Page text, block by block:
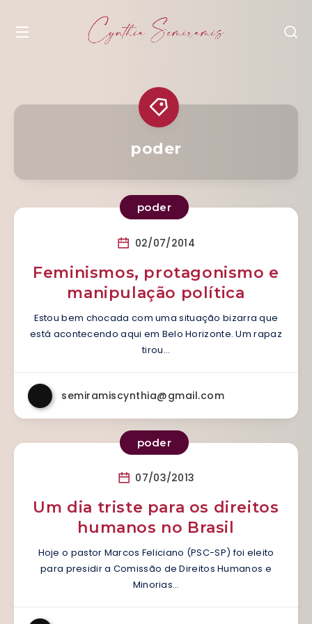
poder
poder
02/07/2014
Feminismos, protagonismo e
manipulação política
Estou bem chocada com uma situação bizarra que
está acontecendo aqui em Belo Horizonte. Um rapaz
tirou…
semiramiscynthia@gmail.com
poder
07/03/2013
Um dia triste para os direitos
humanos no Brasil
Hoje o pastor Marcos Feliciano (PSC-SP) foi eleito
para presidir a Comissão de Direitos Humanos e
Minorias…